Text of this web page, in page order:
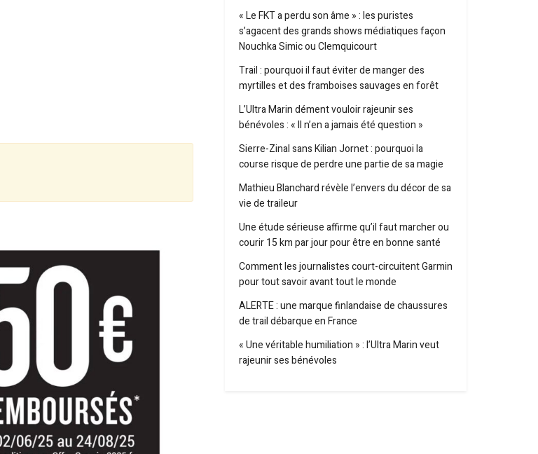
« Le FKT a perdu son âme » : les puristes
s’agacent des grands shows médiatiques façon
Nouchka Simic ou Clemquicourt
Trail : pourquoi il faut éviter de manger des
myrtilles et des framboises sauvages en forêt
L’Ultra Marin dément vouloir rajeunir ses
bénévoles : « Il n’en a jamais été question »
Sierre-Zinal sans Kilian Jornet : pourquoi la
course risque de perdre une partie de sa magie
Mathieu Blanchard révèle l’envers du décor de sa
vie de traileur
Une étude sérieuse affirme qu’il faut marcher ou
courir 15 km par jour pour être en bonne santé
Comment les journalistes court-circuitent Garmin
pour tout savoir avant tout le monde
ALERTE : une marque finlandaise de chaussures
de trail débarque en France
« Une véritable humiliation » : l’Ultra Marin veut
rajeunir ses bénévoles